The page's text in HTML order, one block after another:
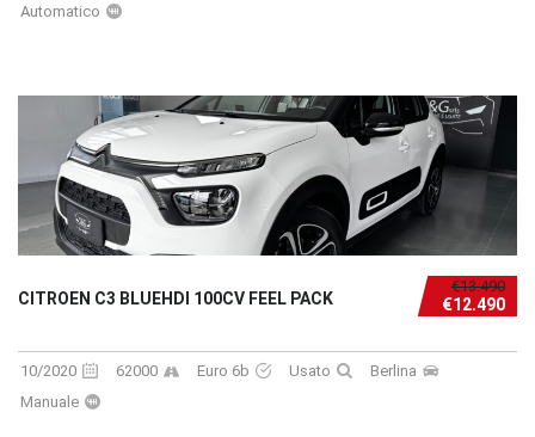
Automatico
€13.490
€12.490
CITROEN C3 BLUEHDI 100CV FEEL PACK
10/2020 62000 Euro 6b Usato
Berlina
Manuale